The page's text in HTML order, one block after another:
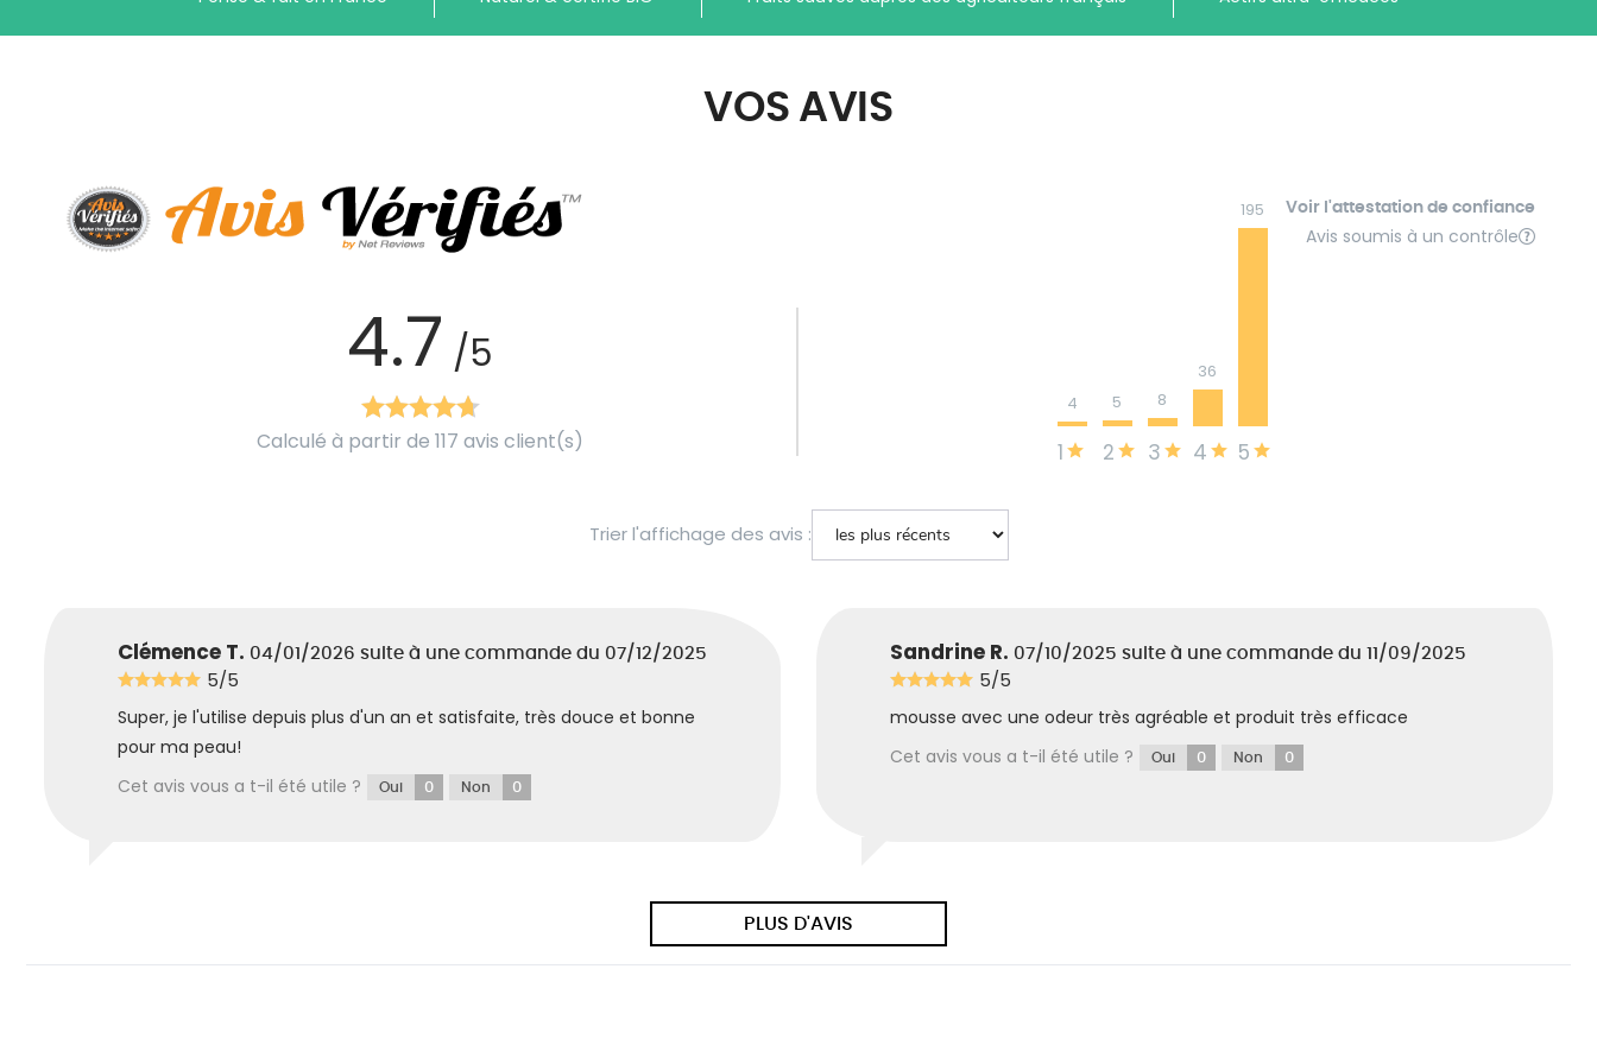
VOS AVIS
Voir l'attestation de confiance
Avis soumis à un contrôle
4.7 /5
Calculé à partir de 117 avis client(s) 1
4
2
5
3
8
4
36
5
195
Trier l'affichage des avis :
Clémence T. 04/01/2026 suite à une commande du 07/12/2025
5/5
Super, je l'utilise depuis plus d'un an et satisfaite, très douce et bonne
pour ma peau!
Cet avis vous a t-il été utile ?
Oui 0 Non 0
Sandrine R. 07/10/2025 suite à une commande du 11/09/2025
5/5
mousse avec une odeur très agréable et produit très efficace
Cet avis vous a t-il été utile ?
Oui 0 Non 0
PLUS D'AVIS